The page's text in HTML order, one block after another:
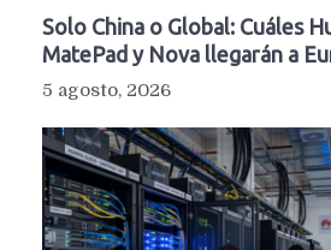
Solo China o Global: Cuáles
MatePad y Nova llegarán a
5 agosto, 2026